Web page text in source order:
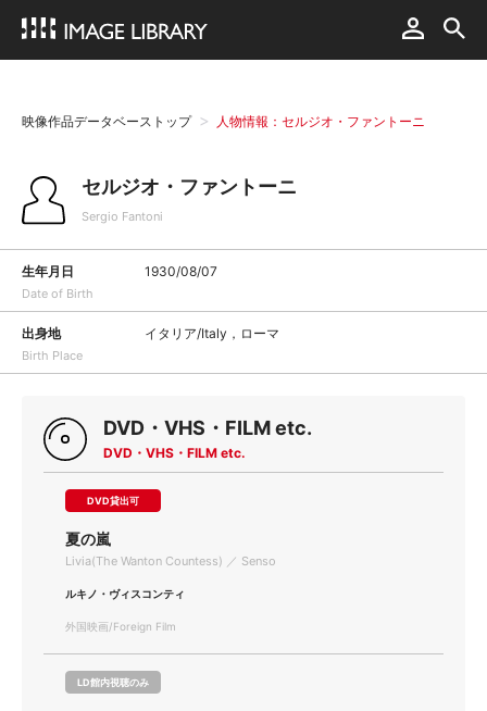
映像作品データベーストップ 人物情報：セルジオ・ファントーニ
セルジオ・ファントーニ
Sergio Fantoni
生年月日
Date of Birth
1930/08/07
出身地
Birth Place
イタリア/Italy，ローマ
DVD・VHS・FILM etc.
DVD・VHS・FILM etc.
DVD貸出可
夏の嵐
Livia(The Wanton Countess) ／ Senso
ルキノ・ヴィスコンティ
外国映画/Foreign Film
LD館内視聴のみ